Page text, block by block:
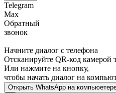
Telegram
Max
Обратный
звонок
Начните диалог с телефона
Отсканируйте QR-код камерой
Или нажмите на кнопку,
чтобы начать диалог на
Открыть WhatsApp на